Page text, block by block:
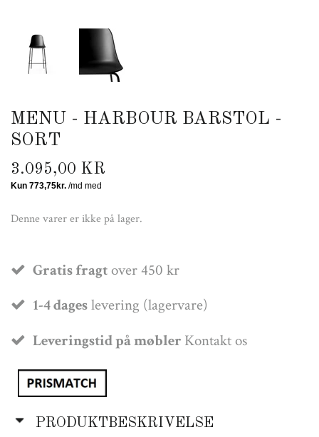
MENU - HARBOUR BARSTOL -
SORT
3.095,00 KR
Denne varer er ikke på lager.
Gratis fragtover 450 kr
1-4 dageslevering (lagervare)
Leveringstid på møbler Kontakt os
PRODUKTBESKRIVELSE